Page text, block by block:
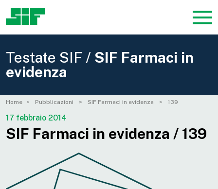
Testate SIF / SIF Farmaci in
evidenza
Home Pubblicazioni SIF Farmaci in evidenza 139
17 febbraio 2014
SIF Farmaci in evidenza / 139